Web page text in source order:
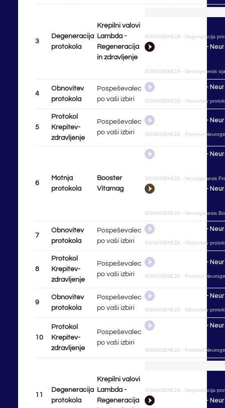
3
Degeneracija
protokola
Krepilni valovi
Lambda -
Regeneracija
in zdravljenje
SONOGENEZA- Degeneracija
SONOGENEZA- Neurogenesis
4
Obnovitev
protokola
Pospeševalec
po vaši izbiri
SONOGENEZA- Obnovitev
5
Protokol
Krepitev-
zdravljenje
Pospeševalec
po vaši izbiri
SONOGENEZA- Protokol
6
Motnja
protokola
Booster
Vitamag
SONOGENEZA- Neurogenesis
SONOGENEZA- Neurogenesis
7
Obnovitev
protokola
Pospeševalec
po vaši izbiri
SONOGENEZA- Obnovitev
8
Protokol
Krepitev-
zdravljenje
Pospeševalec
po vaši izbiri
SONOGENEZA- Protokol
9
Obnovitev
protokola
Pospeševalec
po vaši izbiri
SONOGENEZA- Obnovitev
10
Protokol
Krepitev-
zdravljenje
Pospeševalec
po vaši izbiri
SONOGENEZA- Protokol
11
Degeneracija
protokola
Krepilni valovi
Lambda -
Regeneracija
SONOGENEZA- Degeneracija